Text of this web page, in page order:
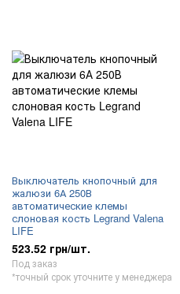
Выключатель кнопочный для
жалюзи 6А 250В
автоматические клемы
слоновая кость Legrand Valena
LIFE
523.52 грн/шт.
Под заказ
*точный срок уточните у менеджера